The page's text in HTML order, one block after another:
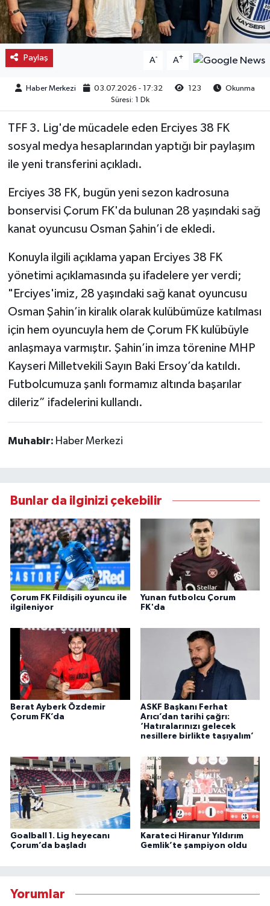
Paylaş A- A+
Haber Merkezi 03.07.2026 - 17:32 123
Okunma
Süresi: 1 Dk
TFF 3. Lig'de mücadele eden Erciyes 38 FK
sosyal medya hesaplarından yaptığı bir paylaşım
ile yeni transferini açıkladı.
Erciyes 38 FK, bugün yeni sezon kadrosuna
bonservisi Çorum FK'da bulunan 28 yaşındaki sağ
kanat oyuncusu Osman Şahin’i de ekledi.
Konuyla ilgili açıklama yapan Erciyes 38 FK
yönetimi açıklamasında şu ifadelere yer verdi;
"Erciyes'imiz, 28 yaşındaki sağ kanat oyuncusu
Osman Şahin’in kiralık olarak kulübümüze katılması
için hem oyuncuyla hem de Çorum FK kulübüyle
anlaşmaya varmıştır. Şahin’in imza törenine MHP
Kayseri Milletvekili Sayın Baki Ersoy’da katıldı.
Futbolcumuza şanlı formamız altında başarılar
dileriz” ifadelerini kullandı.
Muhabir: Haber Merkezi
Bunlar da ilginizi çekebilir
Çorum FK Fildişili oyuncu ile
ilgileniyor
Yunan futbolcu Çorum
FK'da
Berat Ayberk Özdemir
Çorum FK’da
ASKF Başkanı Ferhat
Arıcı’dan tarihi çağrı:
‘Hatıralarınızı gelecek
nesillere birlikte taşıyalım’
Goalball 1. Lig heyecanı
Çorum’da başladı
Karateci Hiranur Yıldırım
Gemlik’te şampiyon oldu
Yorumlar
Kargı
Laçin
Mecitözü
Oğuzlar
Ortaköy
Sungurlu
Uğurludağ